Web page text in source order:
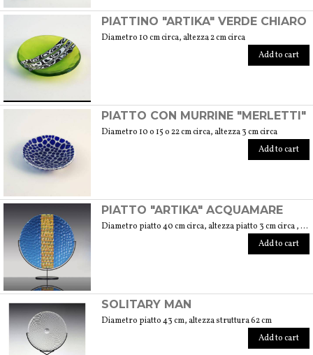
PIATTINO "ARTIKA" VERDE CHIARO
Diametro 10 cm circa, altezza 2 cm circa
Add to cart
PIATTO CON MURRINE "MERLETTI"
Diametro 10 o 15 o 22 cm circa, altezza 3 cm circa
Add to cart
PIATTO "ARTIKA" ACQUAMARE
Diametro piatto 40 cm circa, altezza piatto 3 cm circa , altezza con base 46 cm circa, diametro base 16 cm
Add to cart
SOLITARY MAN
Diametro piatto 43 cm, altezza struttura 62 cm
Add to cart